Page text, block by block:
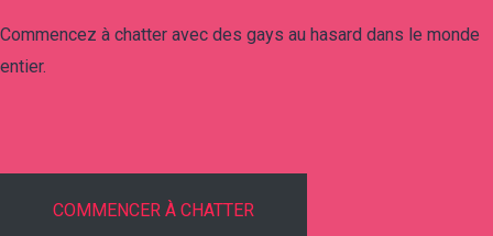
Commencez à chatter avec des gays au hasard dans le monde
entier.
COMMENCER À CHATTER